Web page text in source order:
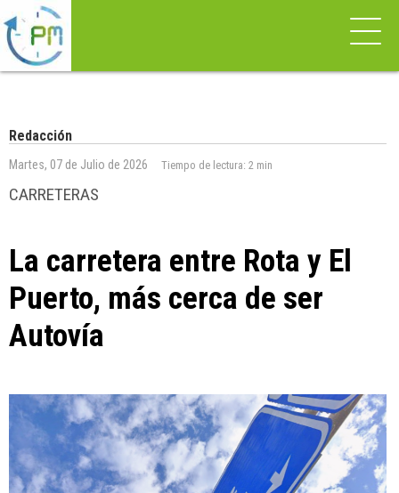
Redacción
Martes, 07 de Julio de 2026 Tiempo de lectura: 2 min
CARRETERAS
La carretera entre Rota y El
Puerto, más cerca de ser
Autovía